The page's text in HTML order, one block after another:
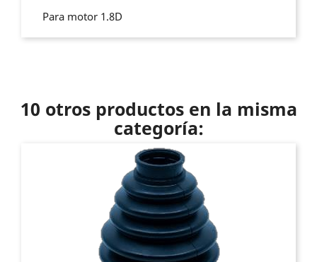
Para motor 1.8D
10 otros productos en la misma
categoría: